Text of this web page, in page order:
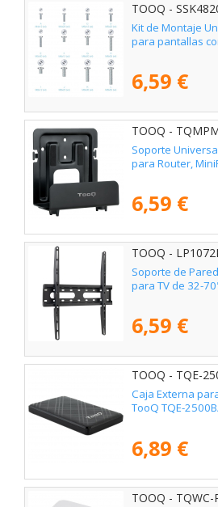
TOOQ -
Kit de Montaje
para pantallas
6,59 €
TOOQ -
Soporte
para Router,
6,59 €
TOOQ -
Soporte de
para TV de 32-
6,59 €
TOOQ - TQE-
Caja Externa
TooQ TQE-
6,89 €
TOOQ - TQWC-